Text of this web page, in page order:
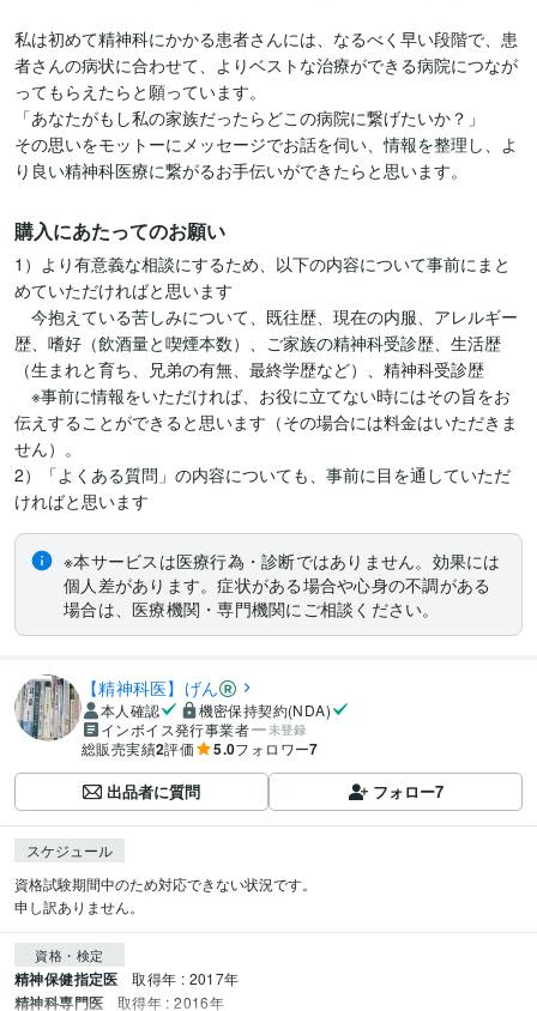
私は初めて精神科にかかる患者さんには、なるべく早い段階で、患
者さんの病状に合わせて、よりベストな治療ができる病院につなが
ってもらえたらと願っています。
「あなたがもし私の家族だったらどこの病院に繋げたいか？」
その思いをモットーにメッセージでお話を伺い、情報を整理し、よ
り良い精神科医療に繋がるお手伝いができたらと思います。
購入にあたってのお願い
1）より有意義な相談にするため、以下の内容について事前にまと
めていただければと思います
今抱えている苦しみについて、既往歴、現在の内服、アレルギー
歴、嗜好（飲酒量と喫煙本数）、ご家族の精神科受診歴、生活歴
（生まれと育ち、兄弟の有無、最終学歴など）、精神科受診歴
※事前に情報をいただければ、お役に立てない時にはその旨をお
伝えすることができると思います（その場合には料金はいただきま
せん）。
2）「よくある質問」の内容についても、事前に目を通していただ
ければと思います
※本サービスは医療行為・診断ではありません。効果には
個人差があります。症状がある場合や心身の不調がある
場合は、医療機関・専門機関にご相談ください。
【精神科医】げん
本人確認
機密保持契約(NDA)
インボイス発行事業者
未登録
総販売実績2評価 5.0フォロワー7
出品者に質問 フォロー7
スケジュール
資格試験期間中のため対応できない状況です。
申し訳ありません。
資格・検定
精神保健指定医 取得年 : 2017年
精神科専門医 取得年 : 2016年